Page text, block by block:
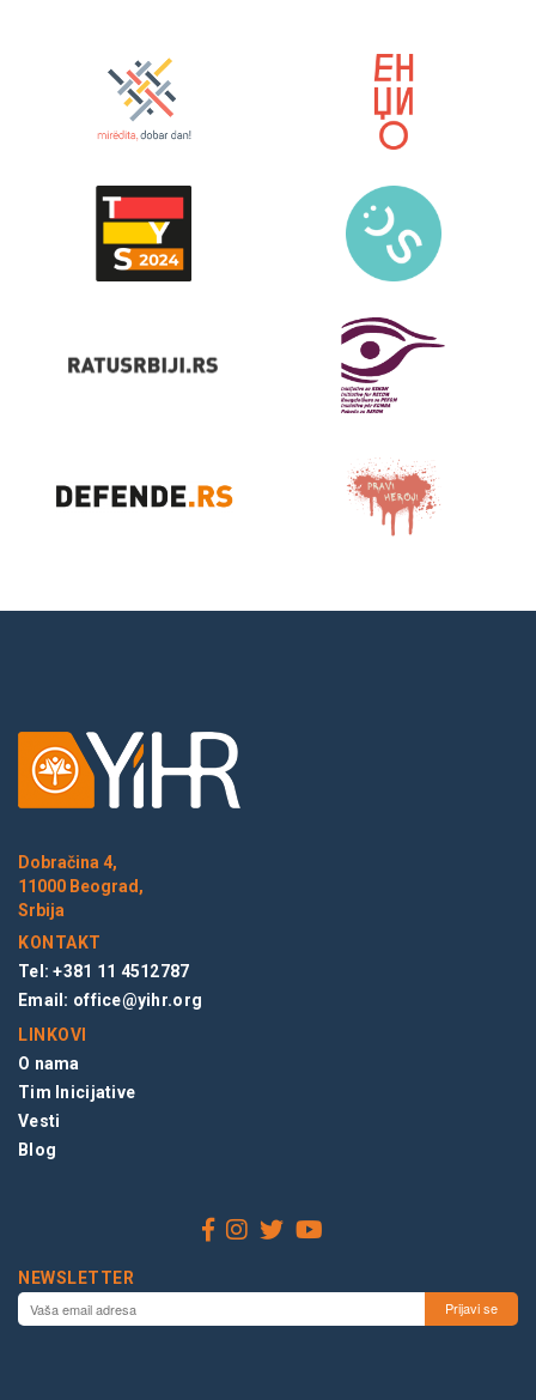
Dobračina 4,
11000 Beograd,
Srbija
KONTAKT
Tel: +381 11 4512787
Email: office@yihr.org
LINKOVI
O nama
Tim Inicijative
Vesti
Blog
NEWSLETTER